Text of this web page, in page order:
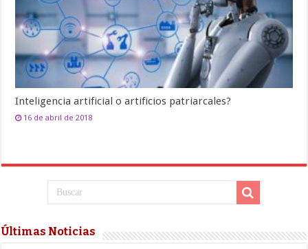
Inteligencia artificial o artificios patriarcales?
16 de abril de 2018
Últimas Noticias